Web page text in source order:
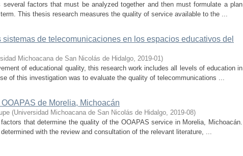
factors that must be analyzed together and then must formulate a plan
This thesis research measures the quality of service available to the ...
de telecomunicaciones en los espacios educativos del
Michoacana de San Nicolás de Hidalgo, 2019-01)
of educational quality, this research work includes all levels of education in
of this investigation was to evaluate the quality of telecommunications ...
de Morelia, Michoacán
(Universidad Michoacana de San Nicolás de Hidalgo, 2019-08)
that determine the quality of the OOAPAS service in Morelia, Michoacán.
with the review and consultation of the relevant literature, ...